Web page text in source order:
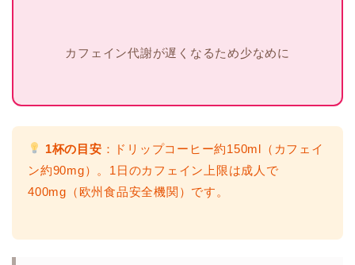
カフェイン代謝が遅くなるため少なめに
1杯の目安 ：ドリップコーヒー約150ml（カフェイ
ン約90mg）。1日のカフェイン上限は成人で
400mg（欧州食品安全機関）です。